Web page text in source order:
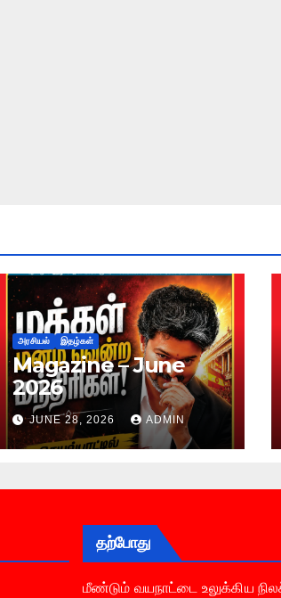
அரசியல் இதழ்கள்
Magazine – June
2026
JUNE 28, 2026 ADMIN
தற்போது
மீண்டும் வயநாட்டை உலுக்கிய